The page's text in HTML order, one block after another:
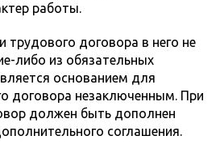
работы.
трудового договора в него не
либо из обязательных
основанием для
договора незаключенным. При
должен быть дополнен
соглашения.